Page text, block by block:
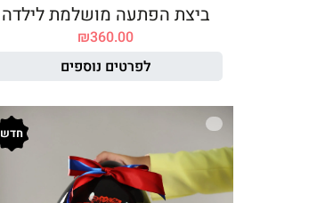
ביצת הפתעה מושלמת לילדה
₪360.00
לפרטים נוספים
חדש